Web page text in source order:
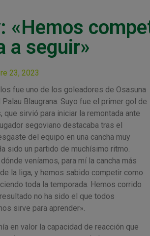
«Hemos
a seguir»
23, 2023
fue uno de los goleadores de Osasuna
Palau Blaugrana. Suyo fue el primer gol de
que sirvió para iniciar la remontada ante
segoviano destacaba tras el
del equipo en una cancha muy
sido un partido de muchísimo ritmo.
veníamos, para mí la cancha más
la liga, y hemos sabido competir como
toda la temporada. Hemos corrido
no ha sido el que todos
sirve para aprender».
en valor la capacidad de reacción que